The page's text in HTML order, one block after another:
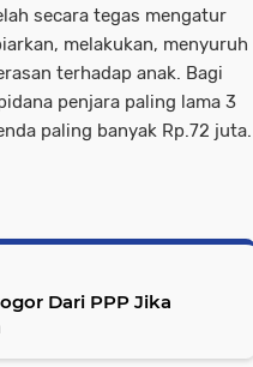
secara tegas mengatur
melakukan, menyuruh
terhadap anak. Bagi
penjara paling lama 3
paling banyak Rp.72 juta.
Dari PPP Jika